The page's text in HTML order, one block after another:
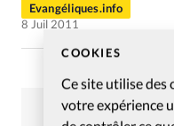
COOKIES
Ce site utilise des
votre expérience
Evangéliques.info
8 Juil 2011